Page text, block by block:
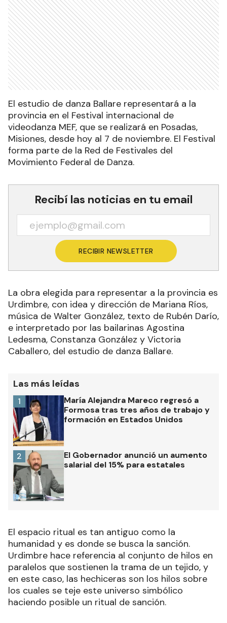
El estudio de danza Ballare representará a la
provincia en el Festival internacional de
videodanza MEF, que se realizará en Posadas,
Misiones, desde hoy al 7 de noviembre. El Festival
forma parte de la Red de Festivales del
Movimiento Federal de Danza.
Recibí las noticias en tu email
RECIBIR NEWSLETTER
La obra elegida para representar a la provincia es
Urdimbre, con idea y dirección de Mariana Ríos,
música de Walter González, texto de Rubén Darío,
e interpretado por las bailarinas Agostina
Ledesma, Constanza González y Victoria
Caballero, del estudio de danza Ballare.
Las más leídas
María Alejandra Mareco regresó a
Formosa tras tres años de trabajo y
formación en Estados Unidos
1
El Gobernador anunció un aumento
salarial del 15% para estatales
2
El espacio ritual es tan antiguo como la
humanidad y es donde se busca la sanción.
Urdimbre hace referencia al conjunto de hilos en
paralelos que sostienen la trama de un tejido, y
en este caso, las hechiceras son los hilos sobre
los cuales se teje este universo simbólico
haciendo posible un ritual de sanción.